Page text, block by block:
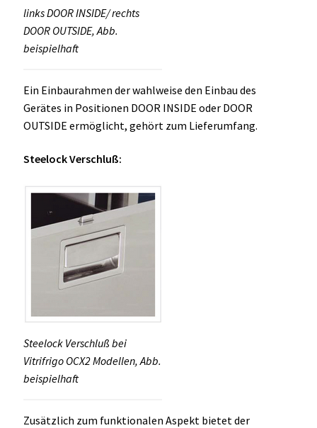
links DOOR INSIDE/ rechts
DOOR OUTSIDE, Abb.
beispielhaft
Ein Einbaurahmen der wahlweise den Einbau des
Gerätes in Positionen DOOR INSIDE oder DOOR
OUTSIDE ermöglicht, gehört zum Lieferumfang.
Steelock Verschluß:
Steelock Verschluß bei
Vitrifrigo OCX2 Modellen, Abb.
beispielhaft
Zusätzlich zum funktionalen Aspekt bietet der